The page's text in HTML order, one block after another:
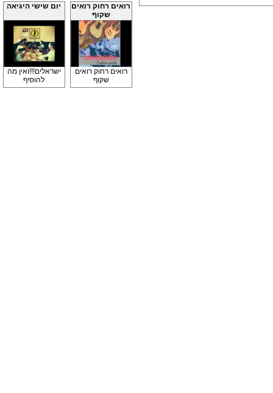
יום שישי היגיאה
ישראלים!!!ואין מה
להוסיף
רואים רחוק רואים
שקוף
רואים רחוק רואים
שקוף